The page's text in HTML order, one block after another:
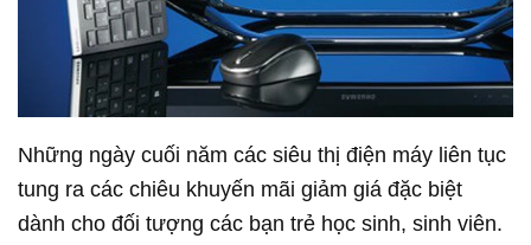
Những ngày cuối năm các siêu thị điện máy liên tục
tung ra các chiêu khuyến mãi giảm giá đặc biệt
dành cho đối tượng các bạn trẻ học sinh, sinh viên.